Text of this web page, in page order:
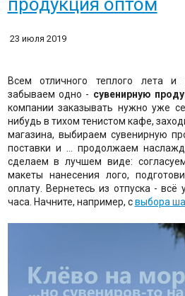
продукция оптом
23 июля 2019
Всем отличного теплого лета и
забываем одно - сувенирную
компании заказывать нужно уже
нибудь в тихом тенистом кафе,
магазина, выбираем сувенирную
поставки и ... продолжаем
сделаем в лучшем виде:
макеты нанесения лого,
оплату. Вернетесь из отпуска -
часа. Начните, например, свыбора